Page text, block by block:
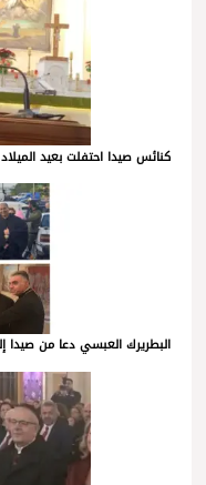
كنائس صيدا احتفلت بعيد
البطريرك العبسي دعا من صيدا